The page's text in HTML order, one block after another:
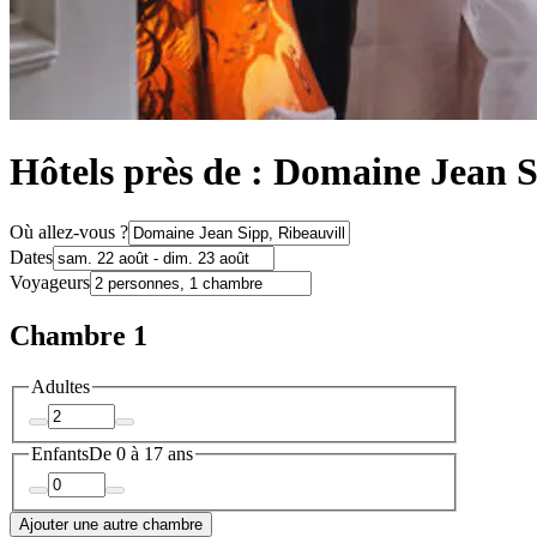
Hôtels près de : Domaine Jean
Où allez-vous ?
Dates
Voyageurs
Chambre 1
Adultes
EnfantsDe 0 à 17 ans
Ajouter une autre chambre